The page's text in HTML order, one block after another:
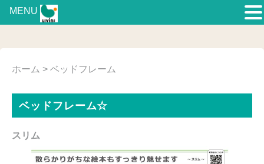
ホーム > ベッドフレーム
ベッドフレーム☆
スリム
MENU